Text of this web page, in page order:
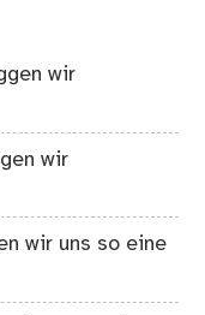
wir
wir
wir uns so eine